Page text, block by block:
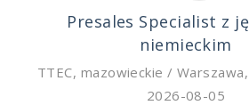
Presales Specialist z
niemieckim
TTEC, mazowieckie /
2026-08-05